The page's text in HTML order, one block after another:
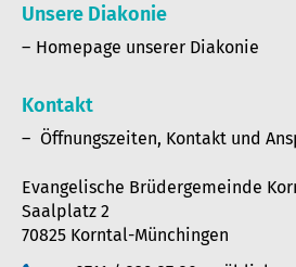
Unsere Diakonie
Homepage unserer Diakonie
Kontakt
Öffnungszeiten, Kontakt und
Evangelische Brüdergemeinde
Saalplatz 2
70825 Korntal-Münchingen